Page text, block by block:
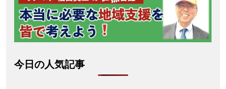
今日の人気記事